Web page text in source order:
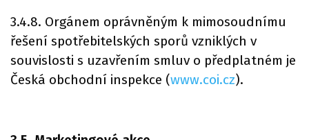
3.4.8. Orgánem oprávněným k mimosoudnímu
řešení spotřebitelských sporů vzniklých v
souvislosti s uzavřením smluv o předplatném je
Česká obchodní inspekce (www.coi.cz).